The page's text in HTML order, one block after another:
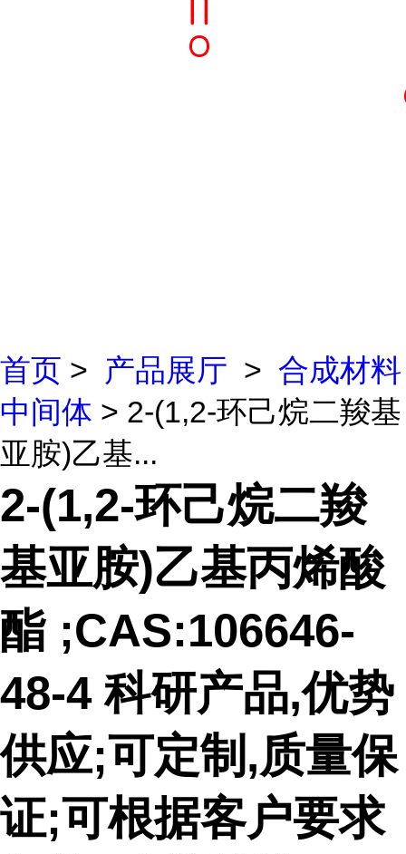
首页 > 产品展厅 > 合成材料
中间体 > 2-(1,2-环己烷二羧基
亚胺)乙基...
2-(1,2-环己烷二羧
基亚胺)乙基丙烯酸
酯 ;CAS:106646-
48-4 科研产品,优势
供应;可定制,质量保
证;可根据客户要求